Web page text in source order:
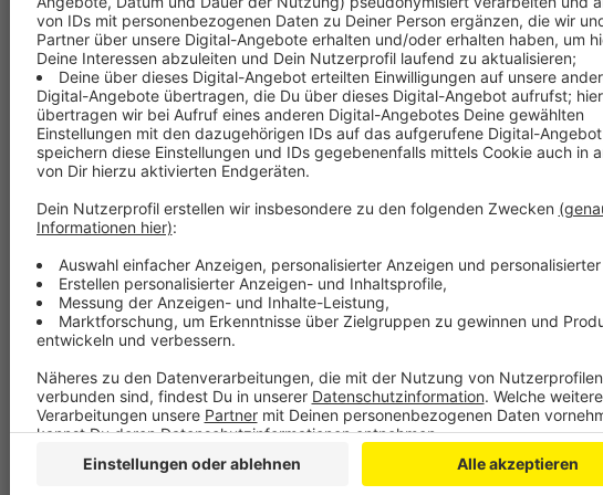
Laura Potting
Von Null auf Potting: "Humor"
Es gibt diese Dinge im Leben, die können uns zur
Schneefall. Eiskratzen am frühen Morgen. Leute,
seltsame Wörter benutzen. Wo andere sich vor
ziehen oder ihren Kopf gegen die Wand hauen
Potting ein Karussell los. Irgendwo zwischen wirren
Alltagsbeobachtung. Ein bisschen ausgeflippt,